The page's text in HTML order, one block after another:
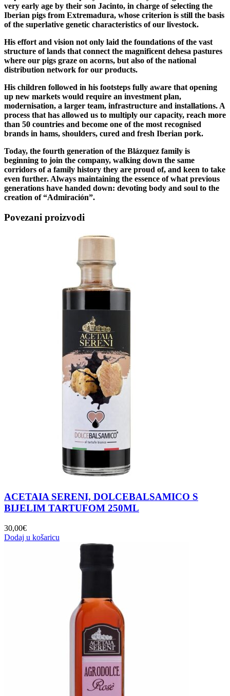
very early age by their son Jacinto, in charge of selecting the
Iberian pigs from Extremadura, whose criterion is still the basis
of the superlative genetic characteristics of our livestock.
His effort and vision not only laid the foundations of the vast
structure of lands that connect the magnificent dehesa pastures
where our pigs graze on acorns, but also of the national
distribution network for our products.
His children followed in his footsteps fully aware that opening
up new markets would require an investment plan,
modernisation, a larger team, infrastructure and installations. A
process that has allowed us to multiply our capacity, reach more
than 50 countries and become one of the most recognised
brands in hams, shoulders, cured and fresh Iberian pork.
Today, the fourth generation of the Blázquez family is
beginning to join the company, walking down the same
corridors of a family history they are proud of, and keen to take
even further. Always maintaining the essence of what previous
generations have handed down: devoting body and soul to the
creation of “Admiración”.
Povezani proizvodi
ACETAIA SERENI, DOLCEBALSAMICO S
BIJELIM TARTUFOM 250ML
30,00€
Dodaj u košaricu